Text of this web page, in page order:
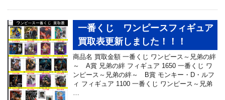
一番くじ ワンピースフィギュア
買取表更新しました！！！
商品名 買取金額 一番くじ ワンピース～兄弟の絆
～ A賞 兄弟の絆 フィギュア 1650 一番くじ ワ
ンピース～兄弟の絆～ B賞 モンキー・D・ルフ
ィ フィギュア 1100 一番くじ ワンピース～兄弟